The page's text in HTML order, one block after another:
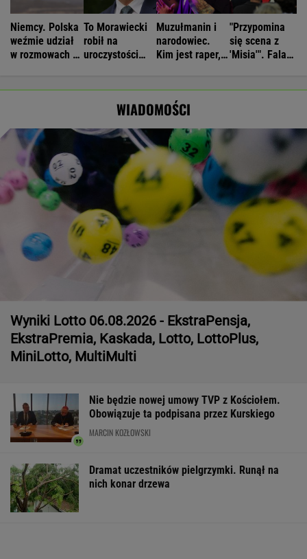
Niemcy. Polska
weźmie udział
w rozmowach o
To Morawiecki
robił na
uroczystości
Muzułmanin i
narodowiec.
Kim jest raper,
"Przypomina
się scena z
'Misia'". Fala
WIADOMOŚCI
Wyniki Lotto 06.08.2026 - EkstraPensja,
EkstraPremia, Kaskada, Lotto, LottoPlus,
MiniLotto, MultiMulti
Nie będzie nowej umowy TVP z Kościołem.
Obowiązuje ta podpisana przez Kurskiego
MARCIN KOZŁOWSKI
Dramat uczestników pielgrzymki. Runął na
nich konar drzewa